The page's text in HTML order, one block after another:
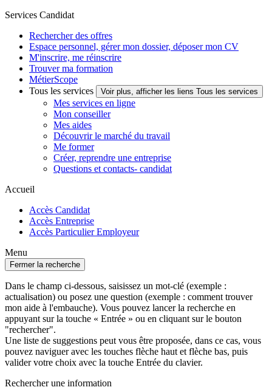
Services Candidat
Rechercher des offres
Espace personnel, gérer mon dossier, déposer mon CV
M'inscrire, me réinscrire
Trouver ma formation
MétierScope
Tous les services
Voir plus, afficher les liens Tous les services
Mes services en ligne
Mon conseiller
Mes aides
Découvrir le marché du travail
Me former
Créer, reprendre une entreprise
Questions et contacts- candidat
Accueil
Accès Candidat
Accès Entreprise
Accès Particulier Employeur
Menu
Fermer la recherche
Dans le champ ci-dessous, saisissez un mot-clé (exemple :
actualisation) ou posez une question (exemple : comment trouver
mon aide à l'embauche). Vous pouvez lancer la recherche en
appuyant sur la touche « Entrée » ou en cliquant sur le bouton
"rechercher".
Une liste de suggestions peut vous être proposée, dans ce cas, vous
pouvez naviguer avec les touches flèche haut et flèche bas, puis
valider votre choix avec la touche Entrée du clavier.
Rechercher une information